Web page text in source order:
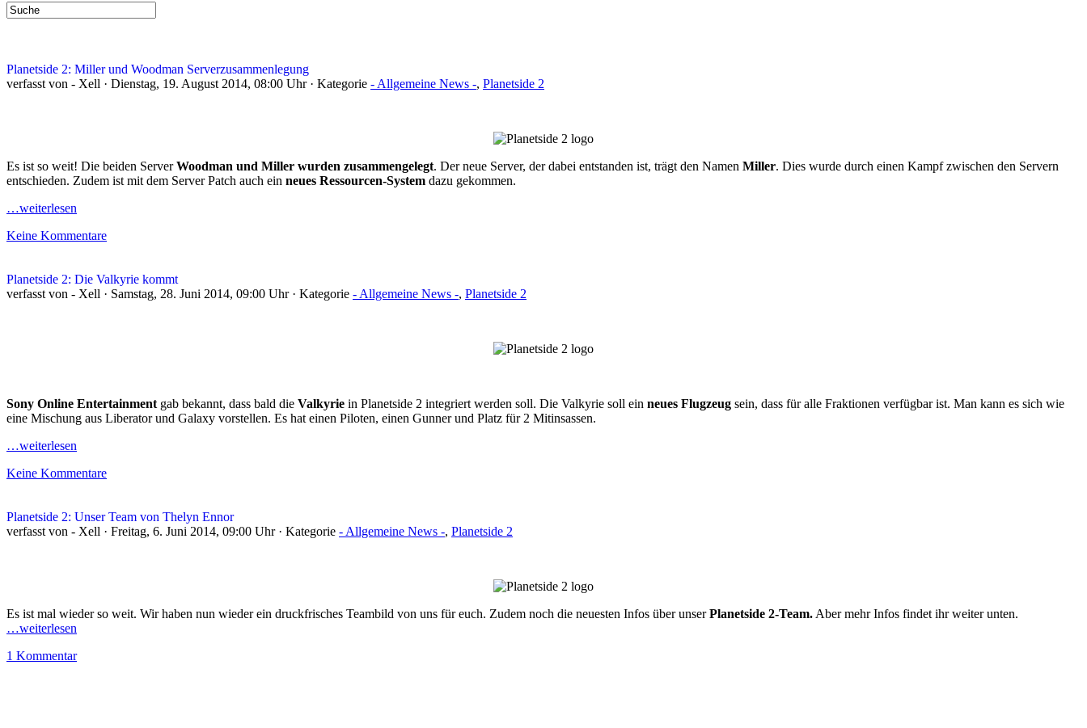
Planetside 2: Miller und Woodman Serverzusammenlegung
verfasst von - Xell · Dienstag, 19. August 2014, 08:00 Uhr · Kategorie - Allgemeine News -, Planetside 2
Es ist so weit! Die beiden ServerWoodman und Miller wurden zusammengelegt. Der neue Server, der dabei entstanden ist, trägt den Namen Miller. Dies wurde durch einen Kampf zwischen den Servern
entschieden. Zudem ist mit dem Server Patch auch ein neues Ressourcen-System dazu gekommen.
…weiterlesen
Keine Kommentare
Planetside 2: Die Valkyrie kommt
verfasst von - Xell · Samstag, 28. Juni 2014, 09:00 Uhr · Kategorie - Allgemeine News -, Planetside 2
Sony Online Entertainment gab bekannt, dass bald die Valkyrie in Planetside 2 integriert werden soll. Die Valkyrie soll ein neues Flugzeug sein, dass für alle Fraktionen verfügbar ist. Man kann es sich wie
eine Mischung aus Liberator und Galaxy vorstellen. Es hat einen Piloten, einen Gunner und Platz für 2 Mitinsassen.
…weiterlesen
Keine Kommentare
Planetside 2: Unser Team von Thelyn Ennor
verfasst von - Xell · Freitag, 6. Juni 2014, 09:00 Uhr · Kategorie - Allgemeine News -, Planetside 2
Es ist mal wieder so weit. Wir haben nun wieder ein druckfrisches Teambild von uns für euch. Zudem noch die neuesten Infos über unserPlanetside 2-Team. Aber mehr Infos findet ihr weiter unten.
…weiterlesen
1 Kommentar